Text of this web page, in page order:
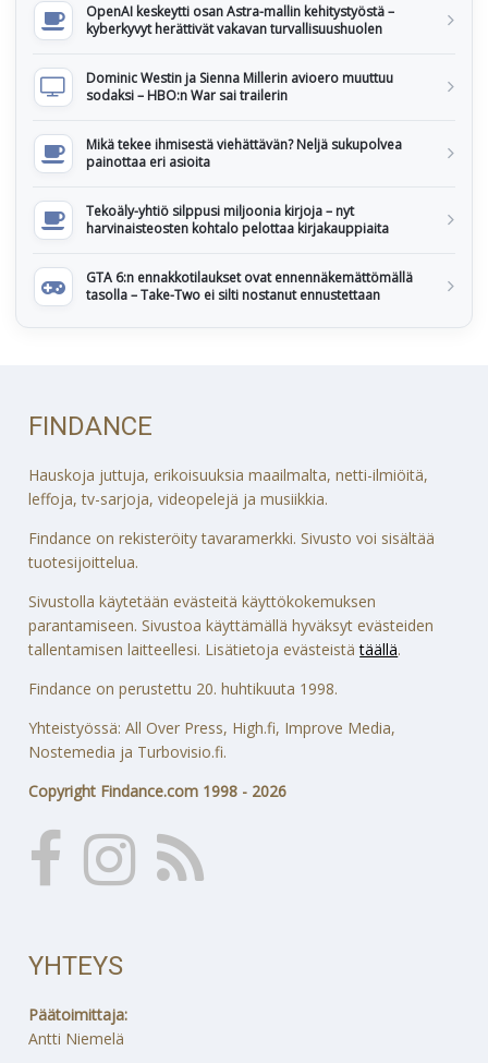
OpenAI keskeytti osan Astra-mallin kehitystyöstä –
kyberkyvyt herättivät vakavan turvallisuushuolen
Dominic Westin ja Sienna Millerin avioero muuttuu
sodaksi – HBO:n War sai trailerin
Mikä tekee ihmisestä viehättävän? Neljä sukupolvea
painottaa eri asioita
Tekoäly-yhtiö silppusi miljoonia kirjoja – nyt
harvinaisteosten kohtalo pelottaa kirjakauppiaita
GTA 6:n ennakkotilaukset ovat ennennäkemättömällä
tasolla – Take-Two ei silti nostanut ennustettaan
FINDANCE
Hauskoja juttuja, erikoisuuksia maailmalta, netti-ilmiöitä,
leffoja, tv-sarjoja, videopelejä ja musiikkia.
Findance on rekisteröity tavaramerkki. Sivusto voi sisältää
tuotesijoittelua.
Sivustolla käytetään evästeitä käyttökokemuksen
parantamiseen. Sivustoa käyttämällä hyväksyt evästeiden
tallentamisen laitteellesi. Lisätietoja evästeistätäällä.
Findance on perustettu 20. huhtikuuta 1998.
Yhteistyössä: All Over Press, High.fi, Improve Media,
Nostemedia ja Turbovisio.fi.
Copyright Findance.com 1998 - 2026
YHTEYS
Päätoimittaja:
Antti Niemelä